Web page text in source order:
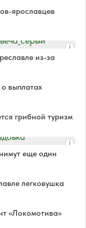
ярославцев
из-за
выплатах
грибной туризм
еще один
легковушка
«Локомотива»